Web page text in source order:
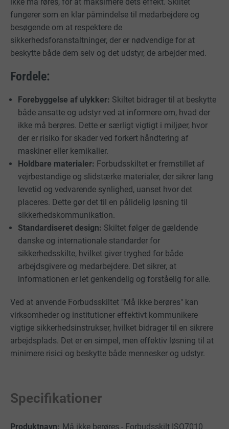
fungerer som en klar påmindelse til medarbejdere og
besøgende om at respektere de
sikkerhedsforanstaltninger, der er nødvendige for at
beskytte både dem selv og det udstyr, de arbejder med.
Fordele:
Forebyggelse af ulykker: Skiltet bidrager til at beskytte
både ansatte og udstyr ved at informere om, hvad der
ikke må berøres. Dette er særligt vigtigt i miljøer, hvor
der er risiko for skader ved forkert håndtering af
maskiner eller kemikalier.
Holdbare materialer: Forbudsskiltet er fremstillet af
vejrbestandige og slidstærke materialer, der sikrer lang
levetid og vedvarende synlighed, uanset hvor det
placeres. Dette gør det til en pålidelig løsning til
sikkerhedskommunikation.
Standardiseret design: Skiltet følger de gældende
danske og internationale standarder for
sikkerhedsskilte, hvilket giver tryghed for både
arbejdsgivere og medarbejdere. Det sikrer, at
informationen er let genkendelig og forståelig for alle.
Ved at anvende Forbudsskiltet "Må ikke berøres" kan
virksomheder og institutioner effektivt kommunikere
vigtige sikkerhedsinstrukser, hvilket bidrager til en sikrere
arbejdsplads. Det er en simpel, men effektiv løsning til at
minimere risici og beskytte både mennesker og udstyr.
Specifikationer
Må ikke berøres - Forbudsskilt ISO7010